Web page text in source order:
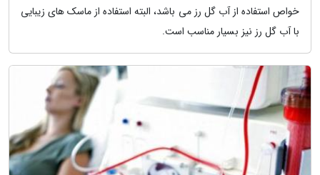
خواص استفاده از آب گل رز می باشد، البته استفاده از ماسک های زیبایی
با آب گل رز نیز بسیار مناسب است.